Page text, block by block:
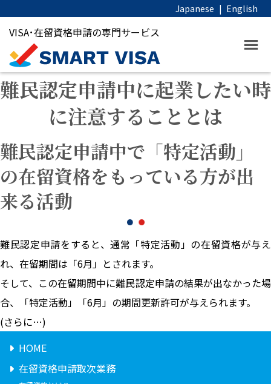
VISA･在留資格申請の専門サービス
Japanese | English
難民認定申請中に起業したい時
に注意することとは
難民認定申請中で「特定活動」
の在留資格をもっている方が出
来る活動
難民認定申請をすると、通常「特定活動」の在留資格が与え
れ、在留期間は「6月」とされます。
そして、この在留期間中に難民認定申請の結果が出なかった場
合、「特定活動」「6月」の期間更新許可が与えられます。
(さらに…)
HOME
在留資格申請取次業務